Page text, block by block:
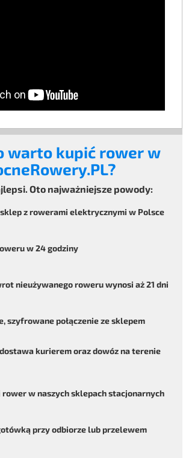
warto kupić rower w
Oto najważniejsze powody:
z rowerami elektrycznymi w Polsce
w 24 godziny
nieużywanego roweruwynosi aż 21 dni
, szyfrowanepołączenie ze sklepem
kurieremoraz dowóz na terenie
rowerw naszych sklepach stacjonarnych
przy odbiorzelub przelewem